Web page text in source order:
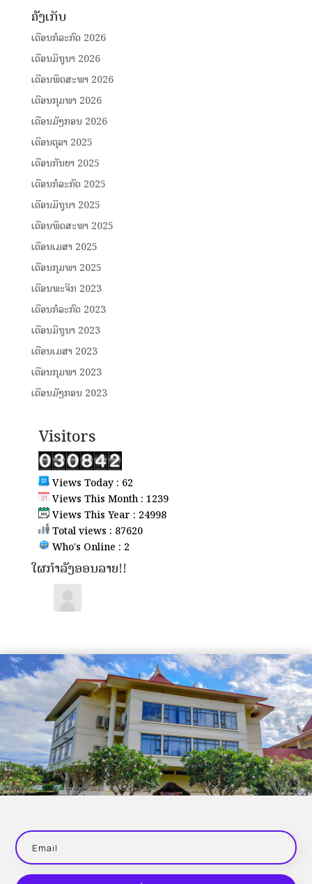
ຄັງເກັບ
ເດືອນກໍລະກົດ 2026
ເດືອນມິຖຸນາ 2026
ເດືອນພຶດສະພາ 2026
ເດືອນກຸມພາ 2026
ເດືອນມັງກອນ 2026
ເດືອນຕຸລາ 2025
ເດືອນກັນຍາ 2025
ເດືອນກໍລະກົດ 2025
ເດືອນມິຖຸນາ 2025
ເດືອນພຶດສະພາ 2025
ເດືອນເມສາ 2025
ເດືອນກຸມພາ 2025
ເດືອນພະຈິກ 2023
ເດືອນກໍລະກົດ 2023
ເດືອນມິຖຸນາ 2023
ເດືອນເມສາ 2023
ເດືອນກຸມພາ 2023
ເດືອນມັງກອນ 2023
Visitors
Views Today : 62
Views This Month : 1239
Views This Year : 24998
Total views : 87620
Who's Online : 2
ໃຜກຳລັງອອນລາຍ!!